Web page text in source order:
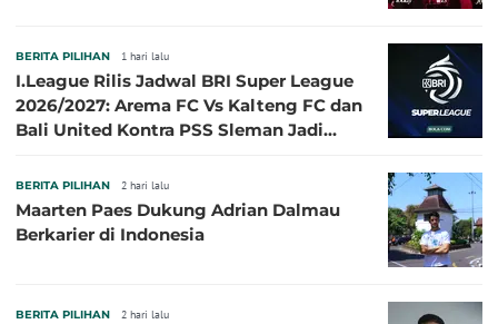
BERITA PILIHAN 1 hari lalu
I.League Rilis Jadwal BRI Super League
2026/2027: Arema FC Vs Kalteng FC dan
Bali United Kontra PSS Sleman Jadi
BERITA PILIHAN 2 hari lalu
Maarten Paes Dukung Adrian Dalmau
Berkarier di Indonesia
BERITA PILIHAN 2 hari lalu